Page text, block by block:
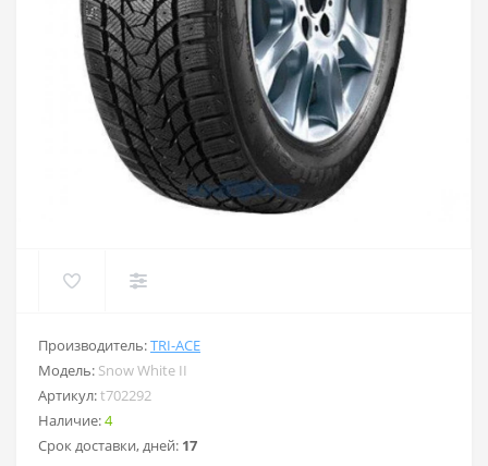
Производитель:TRI-ACE
Модель: Snow White II
Артикул:t702292
Наличие:4
Срок доставки, дней: 17